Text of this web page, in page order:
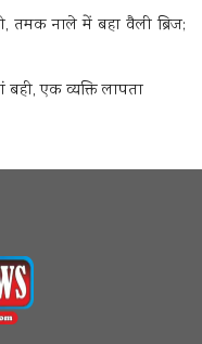
तमक नाले में बहा वैली ब्रिज;
एक व्यक्ति लापता